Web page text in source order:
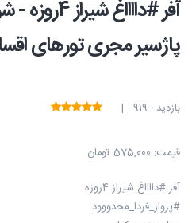
آفر #دااااغ
پاژسیر مجری تورهای
بازدید : 919 |
قیمت: 575,000 تومان
آفر #دااااغ شیراز 4روزه
#پرواز_فردا_محدووود